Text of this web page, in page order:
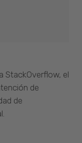
StackOverflow, el
de
de